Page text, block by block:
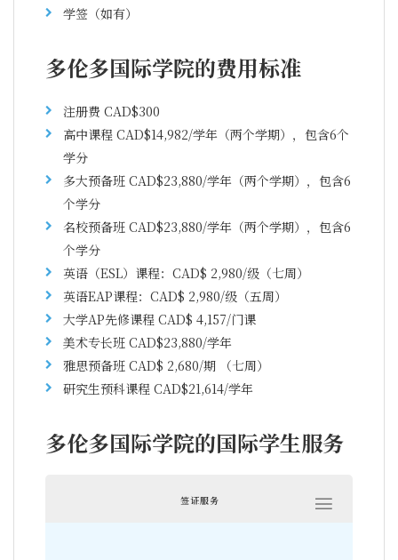
学签（如有）
多伦多国际学院的费用标准
注册费 CAD$300
高中课程 CAD$14,982/学年（两个学期），包含6个
学分
多大预备班 CAD$23,880/学年（两个学期），包含6
个学分
名校预备班 CAD$23,880/学年（两个学期），包含6
个学分
英语（ESL）课程：CAD$ 2,980/级（七周）
英语EAP课程：CAD$ 2,980/级（五周）
大学AP先修课程 CAD$ 4,157/门课
美术专长班 CAD$23,880/学年
雅思预备班 CAD$ 2,680/期 （七周）
研究生预科课程 CAD$21,614/学年
多伦多国际学院的国际学生服务
签证服务